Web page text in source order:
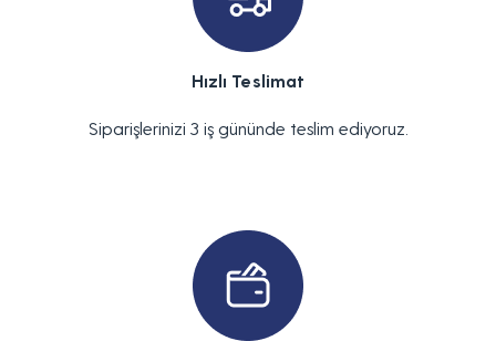
Hızlı Teslimat
Siparişlerinizi 3 iş gününde teslim ediyoruz.